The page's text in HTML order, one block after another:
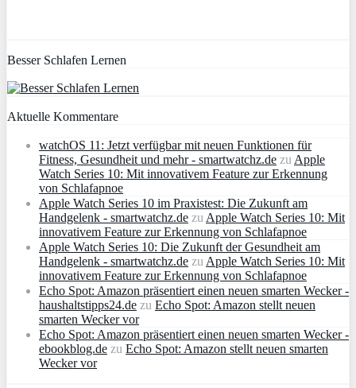
Besser Schlafen Lernen
Aktuelle Kommentare
watchOS 11: Jetzt verfügbar mit neuen Funktionen für
Fitness, Gesundheit und mehr - smartwatchz.de zu Apple
Watch Series 10: Mit innovativem Feature zur Erkennung
von Schlafapnoe
Apple Watch Series 10 im Praxistest: Die Zukunft am
Handgelenk - smartwatchz.de zu Apple Watch Series 10: Mit
innovativem Feature zur Erkennung von Schlafapnoe
Apple Watch Series 10: Die Zukunft der Gesundheit am
Handgelenk - smartwatchz.de zu Apple Watch Series 10: Mit
innovativem Feature zur Erkennung von Schlafapnoe
Echo Spot: Amazon präsentiert einen neuen smarten Wecker -
haushaltstipps24.de zu Echo Spot: Amazon stellt neuen
smarten Wecker vor
Echo Spot: Amazon präsentiert einen neuen smarten Wecker -
ebookblog.de zu Echo Spot: Amazon stellt neuen smarten
Wecker vor